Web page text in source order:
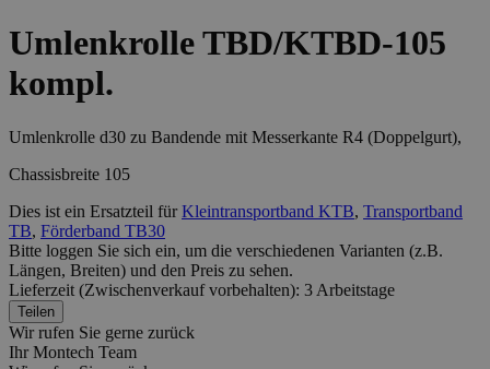
Umlenkrolle TBD/KTBD-105
kompl.
Umlenkrolle d30 zu Bandende mit Messerkante R4 (Doppelgurt),
Chassisbreite 105
Dies ist ein Ersatzteil fürKleintransportband KTB, Transportband
TB, Förderband TB30
Bitte loggen Sie sich ein, um die verschiedenen Varianten (z.B.
Längen, Breiten) und den Preis zu sehen.
Lieferzeit (Zwischenverkauf vorbehalten): 3 Arbeitstage
Teilen
Wir rufen Sie gerne zurück
Ihr Montech Team